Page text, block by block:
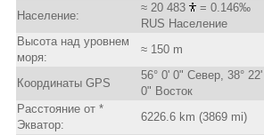
Население:
≈ 20 483
= 0.146‰
RUS Население
Высота над уровнем
моря:
≈ 150 m
Координаты GPS
56° 0' 0" Север, 38° 22'
0" Восток
Расстояние от *
Экватор:
6226.6 km (3869 mi)